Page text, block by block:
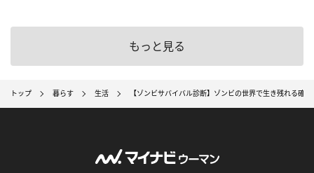
もっと見る
トップ 暮らす 生活 【ゾンビサバイバル診断】ゾンビの世界で生き残れる確率